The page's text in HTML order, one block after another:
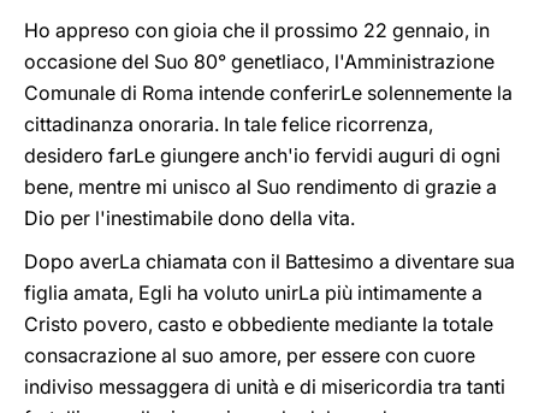
Ho appreso con gioia che il prossimo 22 gennaio, in
occasione del Suo 80° genetliaco, l'Amministrazione
Comunale di Roma intende conferirLe solennemente la
cittadinanza onoraria. In tale felice ricorrenza,
desidero farLe giungere anch'io fervidi auguri di ogni
bene, mentre mi unisco al Suo rendimento di grazie a
Dio per l'inestimabile dono della vita.
Dopo averLa chiamata con il Battesimo a diventare sua
figlia amata, Egli ha voluto unirLa più intimamente a
Cristo povero, casto e obbediente mediante la totale
consacrazione al suo amore, per essere con cuore
indiviso messaggera di unità e di misericordia tra tanti